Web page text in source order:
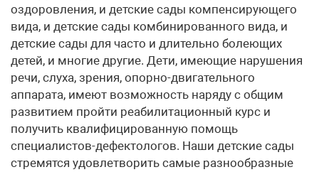
оздоровления, и детские сады компенсирующего
вида, и детские сады комбинированного вида, и
детские сады для часто и длительно болеющих
детей, и многие другие. Дети, имеющие нарушения
речи, слуха, зрения, опорно-двигательного
аппарата, имеют возможность наряду с общим
развитием пройти реабилитационный курс и
получить квалифицированную помощь
специалистов-дефектологов. Наши детские сады
стремятся удовлетворить самые разнообразные